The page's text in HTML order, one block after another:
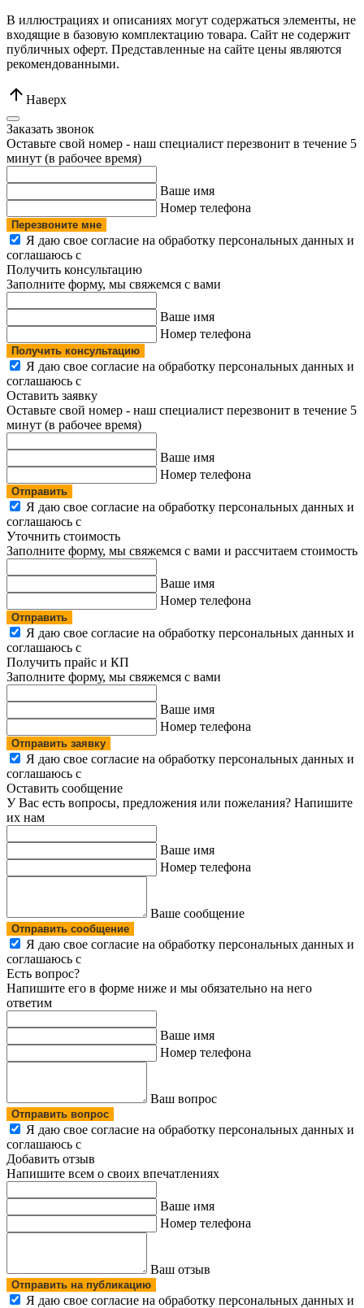
В иллюстрациях и описаниях могут содержаться элементы, не
входящие в базовую комплектацию товара. Сайт не содержит
публичных оферт. Представленные на сайте цены являются
рекомендованными.
Наверх
Заказать звонок
Оставьте свой номер - наш специалист перезвонит в течение 5
минут (в рабочее время)
Ваше имя
Номер телефона
Перезвоните мне
Я даю свое согласие на обработку персональных данных и
соглашаюсь с
Получить консультацию
Заполните форму, мы свяжемся с вами
Ваше имя
Номер телефона
Получить консультацию
Я даю свое согласие на обработку персональных данных и
соглашаюсь с
Оставить заявку
Оставьте свой номер - наш специалист перезвонит в течение 5
минут (в рабочее время)
Ваше имя
Номер телефона
Отправить
Я даю свое согласие на обработку персональных данных и
соглашаюсь с
Уточнить стоимость
Заполните форму, мы свяжемся с вами и рассчитаем стоимость
Ваше имя
Номер телефона
Отправить
Я даю свое согласие на обработку персональных данных и
соглашаюсь с
Получить прайс и КП
Заполните форму, мы свяжемся с вами
Ваше имя
Номер телефона
Отправить заявку
Я даю свое согласие на обработку персональных данных и
соглашаюсь с
Оставить сообщение
У Вас есть вопросы, предложения или пожелания? Напишите
их нам
Ваше имя
Номер телефона
Ваше сообщение
Отправить сообщение
Я даю свое согласие на обработку персональных данных и
соглашаюсь с
Есть вопрос?
Напишите его в форме ниже и мы обязательно на него
ответим
Ваше имя
Номер телефона
Ваш вопрос
Отправить вопрос
Я даю свое согласие на обработку персональных данных и
соглашаюсь с
Добавить отзыв
Напишите всем о своих впечатлениях
Ваше имя
Номер телефона
Ваш отзыв
Отправить на публикацию
Я даю свое согласие на обработку персональных данных и